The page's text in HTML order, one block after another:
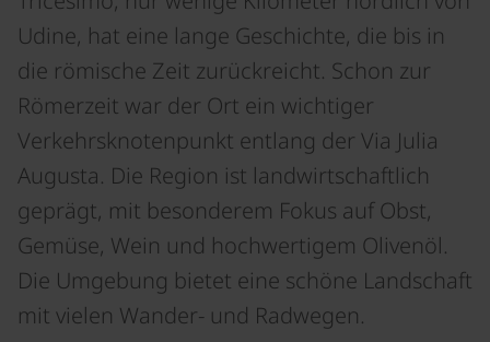
Udine, hat eine lange Geschichte, die bis in
die römische Zeit zurückreicht. Schon zur
Römerzeit war der Ort ein wichtiger
Verkehrsknotenpunkt entlang der Via Julia
Augusta. Die Region ist landwirtschaftlich
geprägt, mit besonderem Fokus auf Obst,
Gemüse, Wein und hochwertigem Olivenöl.
Die Umgebung bietet eine schöne Landschaft
mit vielen Wander- und Radwegen.